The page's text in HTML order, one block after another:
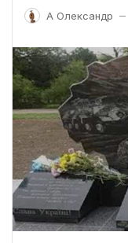
А Олександр —